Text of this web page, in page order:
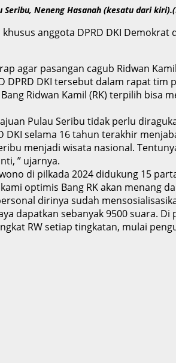
Seribu, Neneng Hasanah (kesatu dari
anggota DPRD DKI
agar pasangan cagub Ridwan
DKI tersebut dalam rapat tim
Ridwan Kamil (RK) terpilih
Pulau Seribu tidak perlu
DKI selama 16 tahun terakhir
menjadi wisata nasional.
” ujarnya.
di pilkada 2024 didukung 15
optimis Bang RK akan menang
dirinya sudah
dapatkan sebanyak 9500 suara.
RW setiap tingkatan, mulai